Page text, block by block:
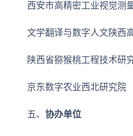
西安市高精密工业视觉测
文学翻译与数字人文陕西
陕西省猕猴桃工程技术研
京东数字农业西北研究院
五、 协办单位